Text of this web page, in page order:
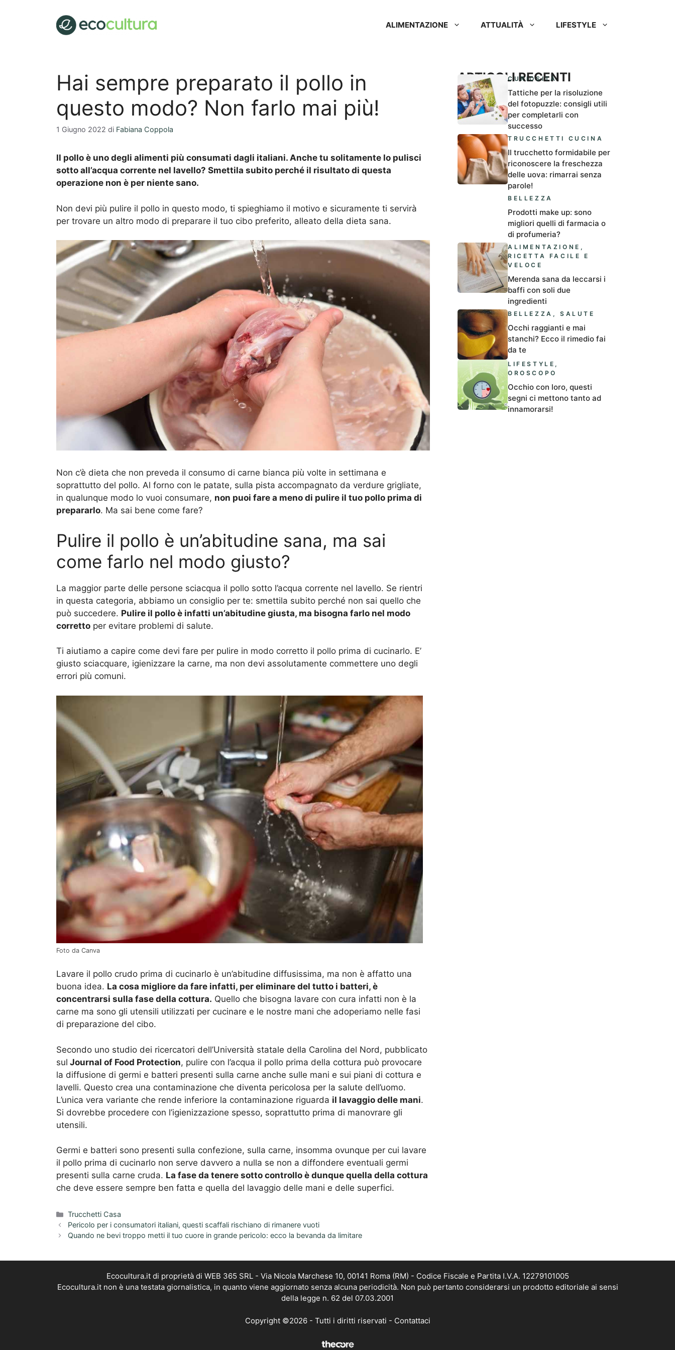
ALIMENTAZIONE ATTUALITÀ LIFESTYLE
Hai sempre preparato il pollo in
questo modo? Non farlo mai più!
1 Giugno 2022 di Fabiana Coppola
Il pollo è uno degli alimenti più consumati dagli italiani. Anche tu solitamente lo pulisci
sotto all’acqua corrente nel lavello? Smettila subito perché il risultato di questa
operazione non è per niente sano.
Non devi più pulire il pollo in questo modo, ti spieghiamo il motivo e sicuramente ti servirà
per trovare un altro modo di preparare il tuo cibo preferito, alleato della dieta sana.
Non c’è dieta che non preveda il consumo di carne bianca più volte in settimana e
soprattutto del pollo. Al forno con le patate, sulla pista accompagnato da verdure grigliate,
in qualunque modo lo vuoi consumare, non puoi fare a meno di pulire il tuo pollo prima di
prepararlo. Ma sai bene come fare?
Pulire il pollo è un’abitudine sana, ma sai
come farlo nel modo giusto?
La maggior parte delle persone sciacqua il pollo sotto l’acqua corrente nel lavello. Se rientri
in questa categoria, abbiamo un consiglio per te: smettila subito perché non sai quello che
può succedere. Pulire il pollo è infatti un’abitudine giusta, ma bisogna farlo nel modo
corretto per evitare problemi di salute.
Ti aiutiamo a capire come devi fare per pulire in modo corretto il pollo prima di cucinarlo. E’
giusto sciacquare, igienizzare la carne, ma non devi assolutamente commettere uno degli
errori più comuni.
Foto da Canva
Lavare il pollo crudo prima di cucinarlo è un’abitudine diffusissima, ma non è affatto una
buona idea. La cosa migliore da fare infatti, per eliminare del tutto i batteri, è
concentrarsi sulla fase della cottura. Quello che bisogna lavare con cura infatti non è la
carne ma sono gli utensili utilizzati per cucinare e le nostre mani che adoperiamo nelle fasi
di preparazione del cibo.
Secondo uno studio dei ricercatori dell’Università statale della Carolina del Nord, pubblicato
sul Journal of Food Protection, pulire con l’acqua il pollo prima della cottura può provocare
la diffusione di germi e batteri presenti sulla carne anche sulle mani e sui piani di cottura e
lavelli. Questo crea una contaminazione che diventa pericolosa per la salute dell’uomo.
L’unica vera variante che rende inferiore la contaminazione riguarda il lavaggio delle mani.
Si dovrebbe procedere con l’igienizzazione spesso, soprattutto prima di manovrare gli
utensili.
Germi e batteri sono presenti sulla confezione, sulla carne, insomma ovunque per cui lavare
il pollo prima di cucinarlo non serve davvero a nulla se non a diffondere eventuali germi
presenti sulla carne cruda. La fase da tenere sotto controllo è dunque quella della cottura
che deve essere sempre ben fatta e quella del lavaggio delle mani e delle superfici.
Categorie
Trucchetti Casa
Pericolo per i consumatori italiani, questi scaffali rischiano di rimanere vuoti
Quando ne bevi troppo metti il tuo cuore in grande pericolo: ecco la bevanda da limitare
ARTICOLI RECENTI
CURIOSITÀ
Tattiche per la risoluzione
del fotopuzzle: consigli utili
per completarli con
successo
TRUCCHETTI CUCINA
Il trucchetto formidabile per
riconoscere la freschezza
delle uova: rimarrai senza
parole!
BELLEZZA
Prodotti make up: sono
migliori quelli di farmacia o
di profumeria?
ALIMENTAZIONE ,
RICETTA FACILE E
VELOCE
Merenda sana da leccarsi i
baffi con soli due
ingredienti
BELLEZZA ,SALUTE
Occhi raggianti e mai
stanchi? Ecco il rimedio fai
da te
LIFESTYLE ,
OROSCOPO
Occhio con loro, questi
segni ci mettono tanto ad
innamorarsi!
Ecocultura.it di proprietà di WEB 365 SRL - Via Nicola Marchese 10, 00141 Roma (RM) - Codice Fiscale e Partita I.V.A. 12279101005
Ecocultura.it non è una testata giornalistica, in quanto viene aggiornato senza alcuna periodicità. Non può pertanto considerarsi un prodotto editoriale ai sensi
della legge n. 62 del 07.03.2001
Copyright ©2026 - Tutti i diritti riservati - Contattaci